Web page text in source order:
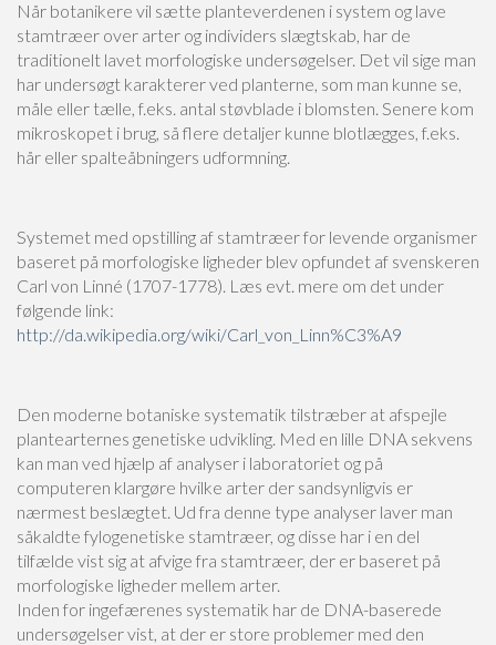
Når botanikere vil sætte planteverdenen i system og lave
stamtræer over arter og individers slægtskab, har de
traditionelt lavet morfologiske undersøgelser. Det vil sige man
har undersøgt karakterer ved planterne, som man kunne se,
måle eller tælle, f.eks. antal støvblade i blomsten. Senere kom
mikroskopet i brug, så flere detaljer kunne blotlægges, f.eks.
hår eller spalteåbningers udformning.
Systemet med opstilling af stamtræer for levende organismer
baseret på morfologiske ligheder blev opfundet af svenskeren
Carl von Linné (1707-1778). Læs evt. mere om det under
følgende link:
http://da.wikipedia.org/wiki/Carl_von_Linn%C3%A9
Den moderne botaniske systematik tilstræber at afspejle
plantearternes genetiske udvikling. Med en lille DNA sekvens
kan man ved hjælp af analyser i laboratoriet og på
computeren klargøre hvilke arter der sandsynligvis er
nærmest beslægtet. Ud fra denne type analyser laver man
såkaldte fylogenetiske stamtræer, og disse har i en del
tilfælde vist sig at afvige fra stamtræer, der er baseret på
morfologiske ligheder mellem arter.
Inden for ingefærenes systematik har de DNA-baserede
undersøgelser vist, at der er store problemer med den